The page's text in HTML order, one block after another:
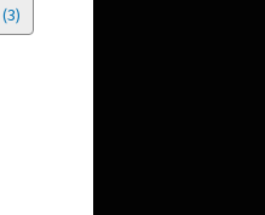
(3)